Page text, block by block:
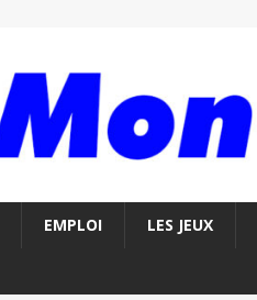
EMPLOI LES JEUX